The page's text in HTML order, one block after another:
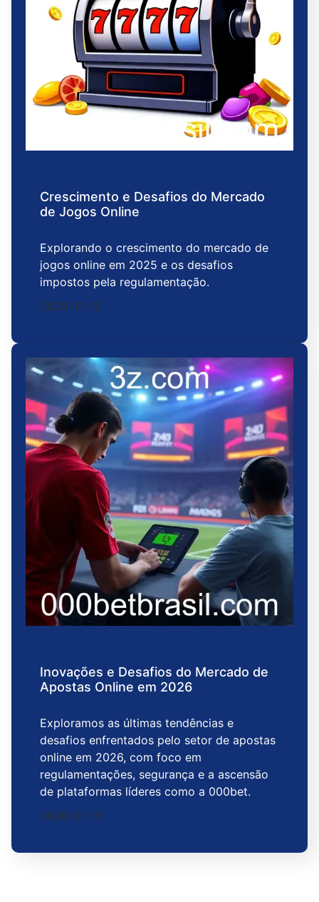
Crescimento e Desafios do Mercado
de Jogos Online
Explorando o crescimento do mercado de
jogos online em 2025 e os desafios
impostos pela regulamentação.
2025-11-12
Inovações e Desafios do Mercado de
Apostas Online em 2026
Exploramos as últimas tendências e
desafios enfrentados pelo setor de apostas
online em 2026, com foco em
regulamentações, segurança e a ascensão
de plataformas líderes como a 000bet.
2026-01-15